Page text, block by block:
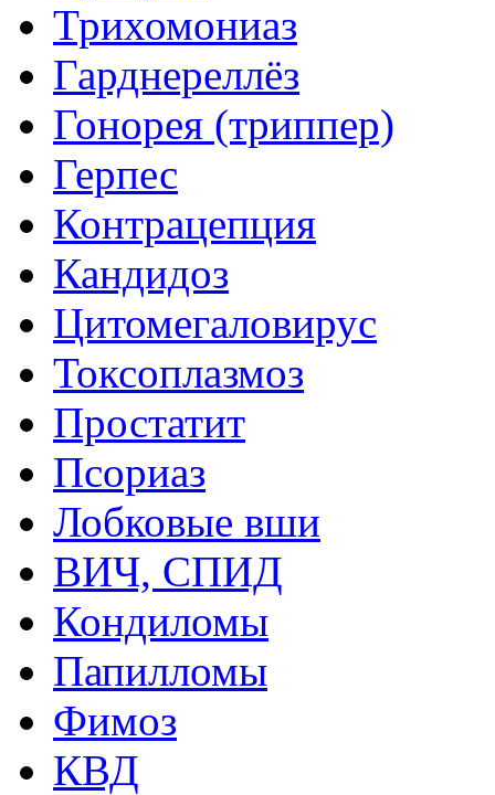
Трихомониаз
Гарднереллёз
Гонорея (триппер)
Герпес
Контрацепция
Кандидоз
Цитомегаловирус
Токсоплазмоз
Простатит
Псориаз
Лобковые вши
ВИЧ, СПИД
Кондиломы
Папилломы
Фимоз
КВД